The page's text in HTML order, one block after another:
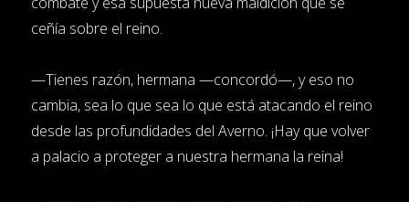
ceñía sobre el reino.
—Tienes razón, hermana —concordó—, y eso no
cambia, sea lo que sea lo que está atacando el reino
desde las profundidades del Averno. ¡Hay que volver
a palacio a proteger a nuestra hermana la reina!